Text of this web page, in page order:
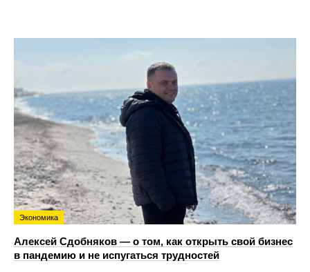
Экономика
Алексей Сдобняков — о том, как открыть свой бизнес
в пандемию и не испугаться трудностей